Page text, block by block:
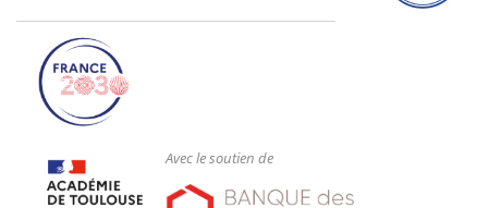
Avec le soutien de